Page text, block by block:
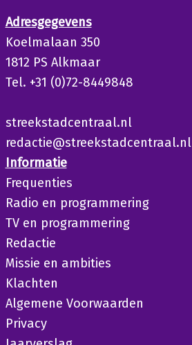
Adresgegevens
Koelmalaan 350
1812 PS Alkmaar
Tel. +31 (0)72-8449848
streekstadcentraal.nl
redactie@streekstadcentraal.nl
Informatie
Frequenties
Radio en programmering
TV en programmering
Redactie
Missie en ambities
Klachten
Algemene Voorwaarden
Privacy